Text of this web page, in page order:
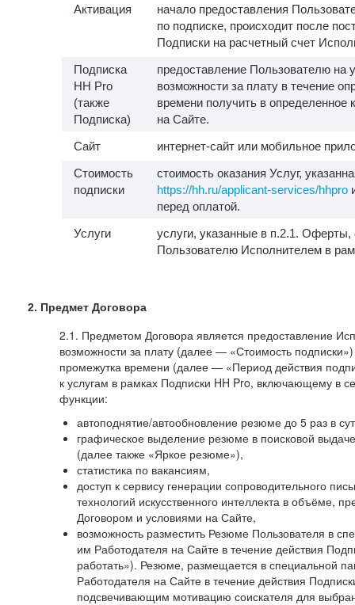
Активация
начало предоставления
по подписке, происходит после
Подписки на расчетный счет
Подписка
HH Pro
(также
Подписка)
предоставление Пользователю на
возможности за плату в течение
времени получить в определенное
на Сайте.
Сайт
интернет-сайт или мобильное
Стоимость
подписки
стоимость оказания Услуг,
https://hh.ru/applicant-services/hhpro
перед оплатой.
Услуги
услуги, указанные в п.2.1.
Пользователю Исполнителем в
2. Предмет Договора
2.1. Предметом Договора является предоставление
возможности за плату (далее — «Стоимость
промежутка времени (далее — «Период действия
к услугам в рамках Подписки HH Pro, включающему в
функции:
автоподнятие/автообновление резюме до 5 раз в
графическое выделение резюме в поисковой
(далее также «Яркое резюме»),
статистика по вакансиям,
доступ к сервису генерации сопроводительного
технологий искусственного интеллекта в объёме,
Договором и условиями на Сайте,
возможность разместить Резюме Пользователя в
им Работодателя на Сайте в течение действия
работать»). Резюме, размещается в специальной
Работодателя на Сайте в течение действия
подсвечивающим мотивацию соискателя для